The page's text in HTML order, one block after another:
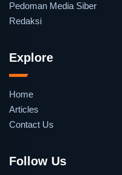
Pedoman Media Siber
Redaksi
Explore
Home
Articles
Contact Us
Follow Us